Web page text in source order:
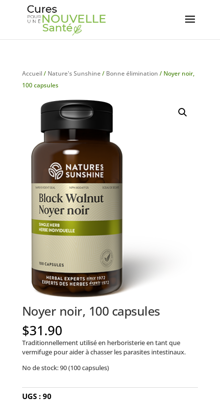
Accueil/ Nature's Sunshine/ Bonne élimination / Noyer noir,
100 capsules
Noyer noir, 100 capsules
$31.90
Traditionnellement utilisé en herboristerie en tant que
vermifuge pour aider à chasser les parasites intestinaux.
No de stock: 90 (100 capsules)
UGS :90